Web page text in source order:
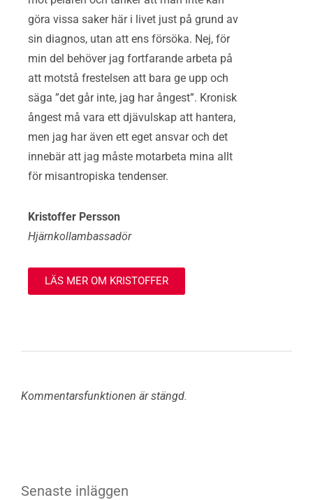
göra vissa saker här i livet just på grund av
sin diagnos, utan att ens försöka. Nej, för
min del behöver jag fortfarande arbeta på
att motstå frestelsen att bara ge upp och
säga ”det går inte, jag har ångest”. Kronisk
ångest må vara ett djävulskap att hantera,
men jag har även ett eget ansvar och det
innebär att jag måste motarbeta mina allt
för misantropiska tendenser.
Kristoffer Persson
Hjärnkollambassadör
LÄS MER OM KRISTOFFER
Kommentarsfunktionen är stängd.
Senaste inläggen